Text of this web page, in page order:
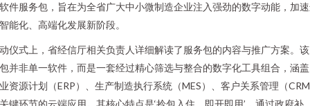
件服务包，旨在为全省广大中小微制造企业注入强劲的数字动能，加
能化、高端化发展新阶段。
仪式上，省经信厅相关负责人详细解读了服务包的内容与推广方案。
并非单一软件，而是一套经过精心筛选与整合的数字化工具组合，涵
资源计划（ERP）、生产制造执行系统（MES）、客户关系管理（
键环节的云端应用。其核心特点是‘拎包入住、即开即用’，通过政府补